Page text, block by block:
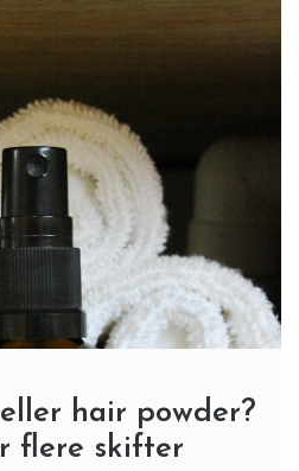
hair powder?
flere skifter